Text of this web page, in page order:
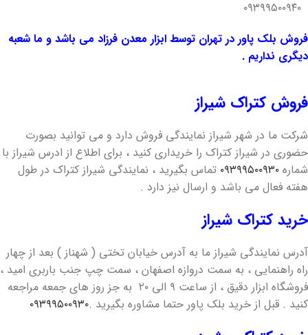
فروش بلک پاور در تهران توسط ابزار معدن فرزاد می باشد و ما شعبه
دیگری نداریم .
فروش کتراک شیراز
شرکت ما در شهر شیراز نمایندگی فروش دارد و می توانید بصورت
حضوری در شیراز کتراک را خریداری کنید ، برای اطلاع از ادرس شیراز با
شماره ۰۹۳۹۹۵۰۰۹۳۰ تماس بگیرید ، نمایندگی شیراز کتراک در طول
هفته فعال می باشد و ارسال نیز دارد .
خرید کتراک شیراز
آدرس نمایندگی شیراز ما به آدرس خیابان تختی ( شهناز ) بعد از چهار
راه راهنمایی ، به سمت دروازه اصفهان ، سمت چپ جنب باربری امید ،
فروشگاه ابزار دقیق ، از ساعت ۹ الی ۲۰ به جز روز های جمعه مراجعه
کنید . قبل از خرید بلک پاور حتما مشاوره بگیرید .۰۹۳۹۹۵۰۰۹۳۰